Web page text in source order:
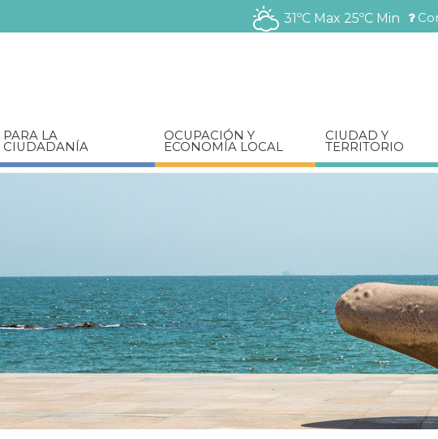
Pasar
al
31ºC Max 25ºC Min
PARA LA
CIUDADANÍA
OCUPACIÓN Y
ECONOMÍA LOCAL
CIUDAD Y
TERRITORIO